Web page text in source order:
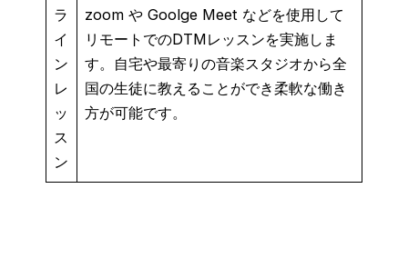
ラ
イ
ン
レ
ッ
ス
ン
zoom や Goolge Meet などを使用して
リモートでのDTMレッスンを実施しま
す。自宅や最寄りの音楽スタジオから全
国の生徒に教えることができ柔軟な働き
方が可能です。